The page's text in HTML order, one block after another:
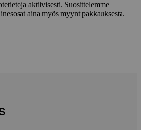
aktiivisesti. Suosittelemme
aina myös myyntipakkauksesta.